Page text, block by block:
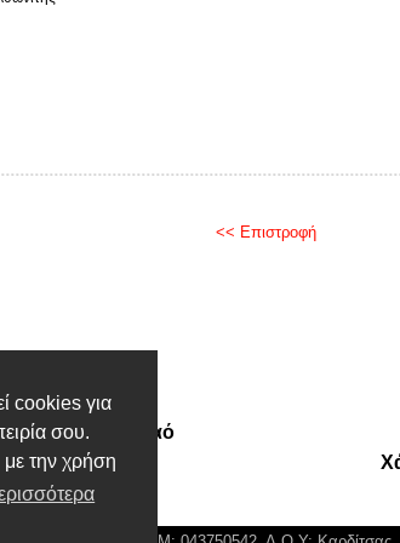
cookies για
σου.
την χρήση
<< Επιστροφή
στον Ιερό Ναό
Θεοτόκου
Αθηνών